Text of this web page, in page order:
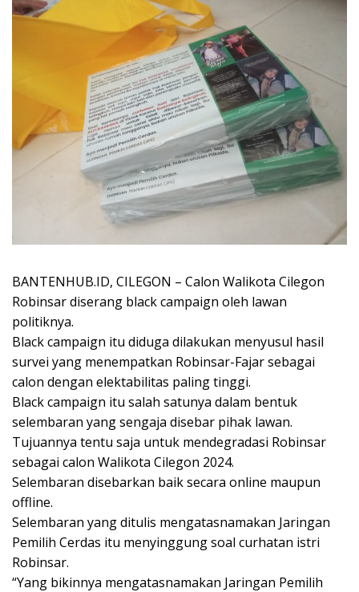
BANTENHUB.ID, CILEGON – Calon Walikota Cilegon
Robinsar diserang black campaign oleh lawan
politiknya.
Black campaign itu diduga dilakukan menyusul hasil
survei yang menempatkan Robinsar-Fajar sebagai
calon dengan elektabilitas paling tinggi.
Black campaign itu salah satunya dalam bentuk
selembaran yang sengaja disebar pihak lawan.
Tujuannya tentu saja untuk mendegradasi Robinsar
sebagai calon Walikota Cilegon 2024.
Selembaran disebarkan baik secara online maupun
offline.
Selembaran yang ditulis mengatasnamakan Jaringan
Pemilih Cerdas itu menyinggung soal curhatan istri
Robinsar.
“Yang bikinnya mengatasnamakan Jaringan Pemilih